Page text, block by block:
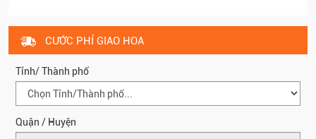
CƯỚC PHÍ GIAO HOA
Tỉnh/ Thành phố
Quận / Huyện